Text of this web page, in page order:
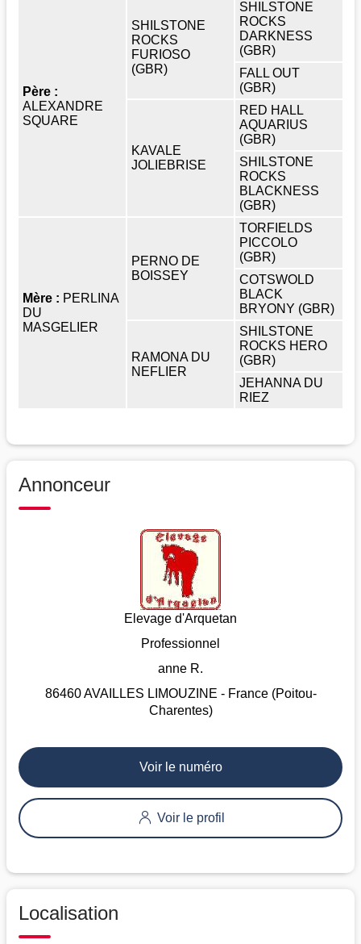
Père :
ALEXANDRE
SQUARE
SHILSTONE
ROCKS
FURIOSO
(GBR)
SHILSTONE
ROCKS
DARKNESS
(GBR)
FALL OUT
(GBR)
KAVALE
JOLIEBRISE
RED HALL
AQUARIUS
(GBR)
SHILSTONE
ROCKS
BLACKNESS
(GBR)
Mère : PERLINA
DU
MASGELIER
PERNO DE
BOISSEY
TORFIELDS
PICCOLO
(GBR)
COTSWOLD
BLACK
BRYONY (GBR)
RAMONA DU
NEFLIER
SHILSTONE
ROCKS HERO
(GBR)
JEHANNA DU
RIEZ
Annonceur
Elevage d'Arquetan
Professionnel
anne R.
86460 AVAILLES LIMOUZINE - France (Poitou-
Charentes)
Voir le numéro
Voir le profil
Localisation